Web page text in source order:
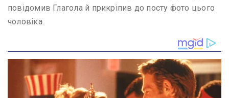
повідомив Глагола й прикріпив до посту фото цього
чоловіка.